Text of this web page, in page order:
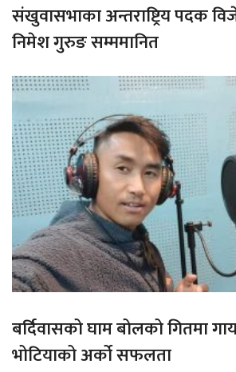
संखुवासभाका अन्तराष्ट्रिय पदक
निमेश गुरुङ सम्ममानित
बर्दिवासको घाम बोलको गितमा
भोटियाको अर्को सफलता